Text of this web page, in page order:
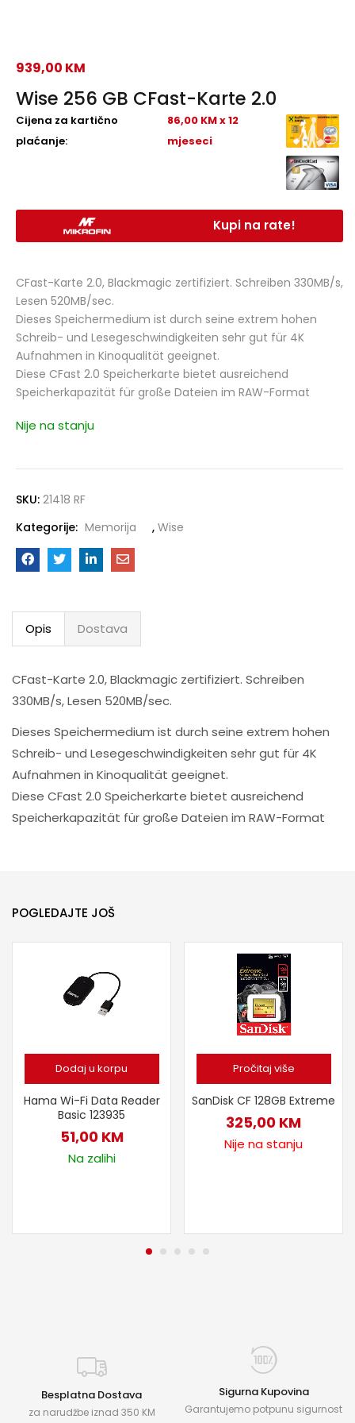
Wise 256 GB CFast-Karte 2.0
939,00 KM
Cijena za kartično
plaćanje:
86,00 KM x 12
mjeseci
Kupi na rate!
CFast-Karte 2.0, Blackmagic zertifiziert. Schreiben 330MB/s,
Lesen 520MB/sec.
Dieses Speichermedium ist durch seine extrem hohen
Schreib- und Lesegeschwindigkeiten sehr gut für 4K
Aufnahmen in Kinoqualität geeignet.
Diese CFast 2.0 Speicherkarte bietet ausreichend
Speicherkapazität für große Dateien im RAW-Format
Nije na stanju
SKU: 21418 RF
Kategorije: Memorija , Wise
Opis Dostava
CFast-Karte 2.0, Blackmagic zertifiziert. Schreiben
330MB/s, Lesen 520MB/sec.
Dieses Speichermedium ist durch seine extrem hohen
Schreib- und Lesegeschwindigkeiten sehr gut für 4K
Aufnahmen in Kinoqualität geeignet.
Diese CFast 2.0 Speicherkarte bietet ausreichend
Speicherkapazität für große Dateien im RAW-Format
POGLEDAJTE JOŠ
Dodaj u korpu
Hama Wi-Fi Data Reader
Basic 123935
51,00 KM
Na zalihi
Pročitaj više
SanDisk CF 128GB Extreme
325,00 KM
Nije na stanju
Besplatna Dostava
za narudžbe iznad 350 KM
Sigurna Kupovina
Garantujemo potpunu sigurnost